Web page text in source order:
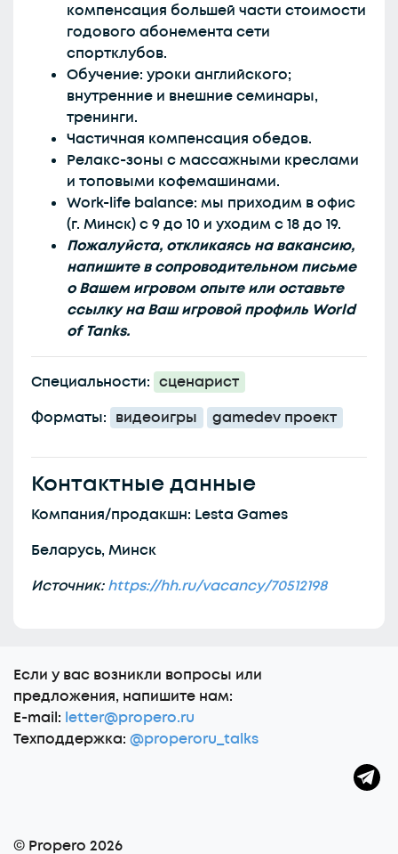
компенсация большей части стоимости
годового абонемента сети
спортклубов.
Обучение: уроки английского;
внутренние и внешние семинары,
тренинги.
Частичная компенсация обедов.
Релакс-зоны с массажными креслами
и топовыми кофемашинами.
Work-life balance: мы приходим в офис
(г. Минск) с 9 до 10 и уходим с 18 до 19.
Пожалуйста, откликаясь на вакансию,
напишите в сопроводительном письме
о Вашем игровом опыте или оставьте
ссылку на Ваш игровой профиль World
of Tanks.
Специальности: сценарист
Форматы: видеоигры gamedev проект
Контактные данные
Компания/продакшн: Lesta Games
Беларусь, Минск
Источник:https://hh.ru/vacancy/70512198
Еcли у вас возникли вопросы или
предложения, напишите нам:
E-mail: letter@propero.ru
Техподдержка: @properoru_talks
© Propero 2026